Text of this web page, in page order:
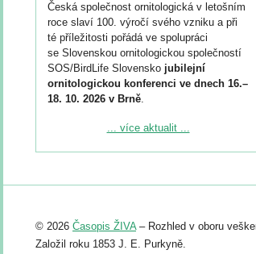
Česká společnost ornitologická v letošním
roce slaví 100. výročí svého vzniku a při
té příležitosti pořádá ve spolupráci
se Slovenskou ornitologickou společností
SOS/BirdLife Slovensko jubilejní
ornitologickou konferenci ve dnech 16.–
18. 10. 2026 v Brně.
Podrobnější informace ke konferenci
Registrovat se můžete do 6. září.
abstraktu přihlášené přednášky nebo
posteru je už 30. června.
... více aktualit ...
© 2026 Časopis ŽIVA– Rozhled v oboru
Založil roku 1853 J. E. Purkyně.